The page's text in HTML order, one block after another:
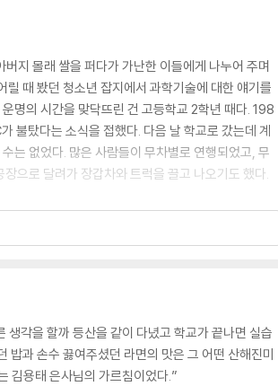
지 몰래 쌀을 퍼다가 가난한 이들에게 나누어 주며
때 봤던 청소년 잡지에서 과학기술에 대한 얘기를
명의 시간을 맞닥뜨린 건 고등학교 2학년 때다. 198
불탔다는 소식을 접했다. 다음 날 학교로 갔는데 계
는 없었다. 많은 사람들이 무차별로 연행되었고, 무
으로 달려가 장갑차와 트럭을 끌고 나오기도 했다.
. 손은 만세를 부르듯 위로 뻗쳤다. 시신이었다. 동네
리더니 우리 쪽을 보고 소리쳤다.
각을 할까 등산을 같이 다녔고 학교가 끝나면 실습
밥과 손수 끓여주셨던 라면의 맛은 그 어떤 산해진미
김용태 은사님의 가르침이었다.”